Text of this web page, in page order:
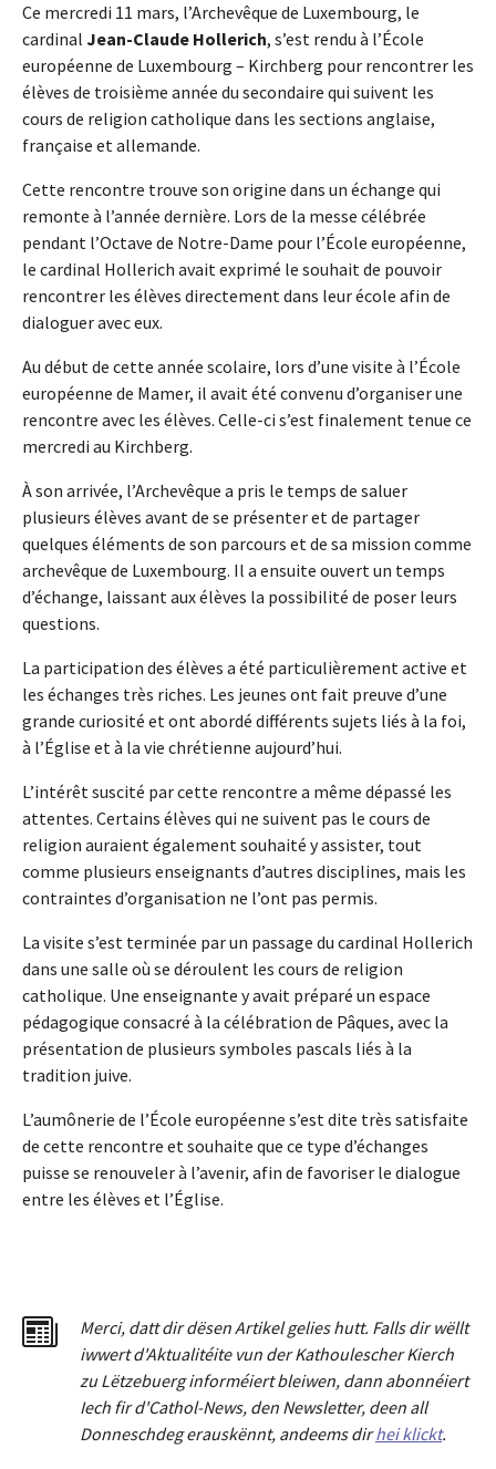
Ce mercredi 11 mars, l’Archevêque de Luxembourg, le
cardinal Jean-Claude Hollerich, s’est rendu à l’École
européenne de Luxembourg – Kirchberg pour rencontrer les
élèves de troisième année du secondaire qui suivent les
cours de religion catholique dans les sections anglaise,
française et allemande.
Cette rencontre trouve son origine dans un échange qui
remonte à l’année dernière. Lors de la messe célébrée
pendant l’Octave de Notre-Dame pour l’École européenne,
le cardinal Hollerich avait exprimé le souhait de pouvoir
rencontrer les élèves directement dans leur école afin de
dialoguer avec eux.
Au début de cette année scolaire, lors d’une visite à l’École
européenne de Mamer, il avait été convenu d’organiser une
rencontre avec les élèves. Celle-ci s’est finalement tenue ce
mercredi au Kirchberg.
À son arrivée, l’Archevêque a pris le temps de saluer
plusieurs élèves avant de se présenter et de partager
quelques éléments de son parcours et de sa mission comme
archevêque de Luxembourg. Il a ensuite ouvert un temps
d’échange, laissant aux élèves la possibilité de poser leurs
questions.
La participation des élèves a été particulièrement active et
les échanges très riches. Les jeunes ont fait preuve d’une
grande curiosité et ont abordé différents sujets liés à la foi,
à l’Église et à la vie chrétienne aujourd’hui.
L’intérêt suscité par cette rencontre a même dépassé les
attentes. Certains élèves qui ne suivent pas le cours de
religion auraient également souhaité y assister, tout
comme plusieurs enseignants d’autres disciplines, mais les
contraintes d’organisation ne l’ont pas permis.
La visite s’est terminée par un passage du cardinal Hollerich
dans une salle où se déroulent les cours de religion
catholique. Une enseignante y avait préparé un espace
pédagogique consacré à la célébration de Pâques, avec la
présentation de plusieurs symboles pascals liés à la
tradition juive.
L’aumônerie de l’École européenne s’est dite très satisfaite
de cette rencontre et souhaite que ce type d’échanges
puisse se renouveler à l’avenir, afin de favoriser le dialogue
entre les élèves et l’Église.
Merci, dattdir dësen Artikel gelies hutt. Falls dir wëllt
iwwert d'Aktualitéite vun der Kathoulescher Kierch
zu Lëtzebuerg informéiert bleiwen, dann abonnéiert
Iech fir d'Cathol-News, den Newsletter, deen all
Donneschdeg erauskënnt, andeems dirhei klickt.